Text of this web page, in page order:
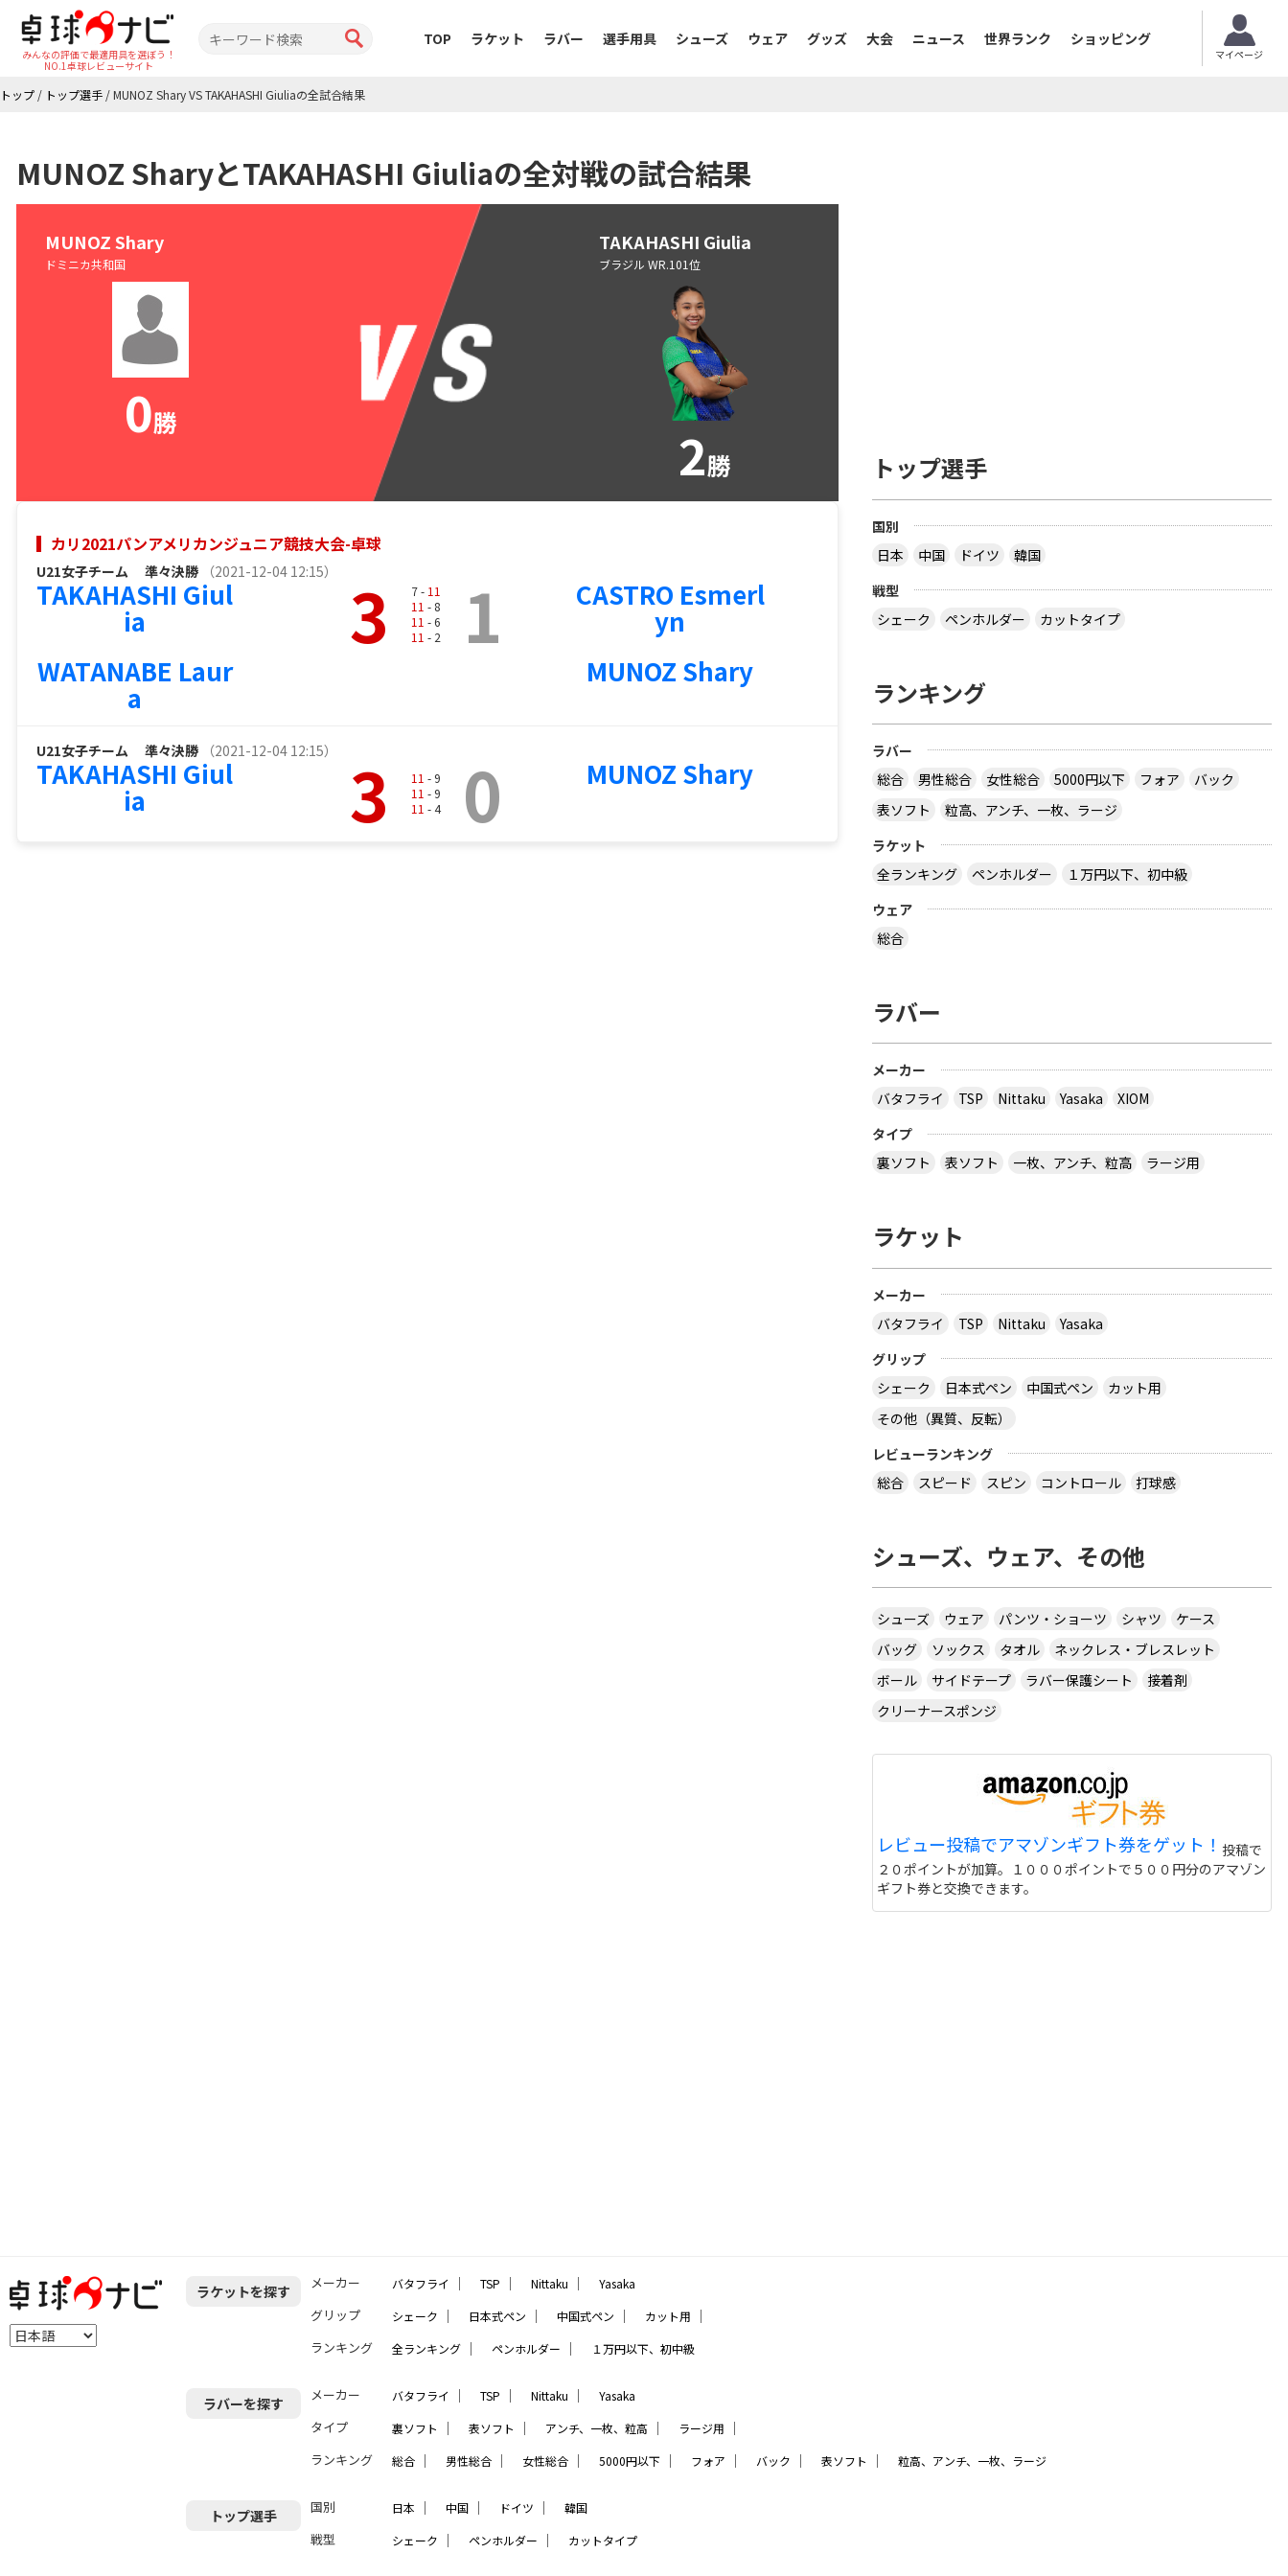
みんなの評価で最適用具を選ぼう！
NO.1卓球レビューサイト
TOP ラケット ラバー 選手用具 シューズ ウェア グッズ 大会 ニュース 世界ランク ショッピング
マイページ
トップ / トップ選手 /MUNOZ Shary VS TAKAHASHI Giuliaの全試合結果
MUNOZ SharyとTAKAHASHI Giuliaの全対戦の試合結果
MUNOZ Shary
ドミニカ共和国
0勝
TAKAHASHI Giulia
ブラジル WR.101位
2勝
カリ2021パンアメリカンジュニア競技大会-卓球
U21女子チーム 準々決勝 （2021-12-04 12:15）
TAKAHASHI Giul
ia
WATANABE Laur
a
3 7 - 11
11 - 8
11 - 6
11 - 2 1 CASTRO Esmerl
yn
MUNOZ Shary
U21女子チーム 準々決勝 （2021-12-04 12:15）
TAKAHASHI Giul
ia 3 11 - 9
11 - 9
11 - 4 0 MUNOZ Shary
トップ選手
国別
日本
中国 ドイツ
韓国
戦型
シェーク
ペンホルダー カットタイプ
ランキング
ラバー
総合
男性総合 女性総合 5000円以下 フォア
バック
表ソフト
粒高、アンチ、一枚、ラージ
ラケット
全ランキング
ペンホルダー
１万円以下、初中級
ウェア
総合
ラバー
メーカー
バタフライ
TSP Nittaku Yasaka
XIOM
タイプ
裏ソフト
表ソフト 一枚、アンチ、粒高 ラージ用
ラケット
メーカー
バタフライ
TSP Nittaku
Yasaka
グリップ
シェーク
日本式ペン 中国式ペン
カット用
その他（異質、反転）
レビューランキング
総合
スピード スピン コントロール 打球感
シューズ、ウェア、その他
シューズ ウェア パンツ・ショーツ シャツ
ケース
バッグ
ソックス タオル
ネックレス・ブレスレット
ボール
サイドテープ ラバー保護シート
接着剤
クリーナースポンジ
レビュー投稿でアマゾンギフト券をゲット！ 投稿で
２０ポイントが加算。１０００ポイントで５００円分のアマゾン
ギフト券と交換できます。
ラケットを探す メーカー バタフライ ｜ TSP ｜ Nittaku ｜ Yasaka
グリップ シェーク ｜ 日本式ペン ｜ 中国式ペン ｜ カット用 ｜
ランキング 全ランキング ｜ ペンホルダー ｜ １万円以下、初中級
ラバーを探す メーカー バタフライ ｜ TSP ｜ Nittaku ｜ Yasaka
タイプ 裏ソフト ｜ 表ソフト ｜ アンチ、一枚、粒高 ｜ ラージ用 ｜
ランキング 総合 ｜ 男性総合 ｜ 女性総合 ｜ 5000円以下 ｜ フォア ｜ バック ｜ 表ソフト ｜ 粒高、アンチ、一枚、ラージ
トップ選手 国別 日本 ｜ 中国 ｜ ドイツ ｜ 韓国
戦型 シェーク ｜ ペンホルダー ｜ カットタイプ